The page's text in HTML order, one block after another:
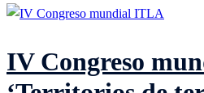
IV Congreso